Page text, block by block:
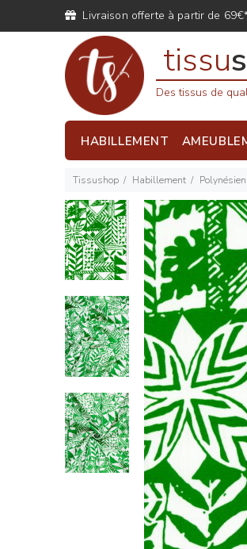
Livraison offerte à partir de
tissu
Des tissus de
HABILLEMENT
Tissushop Habillement Polynésien